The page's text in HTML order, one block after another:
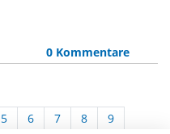
0 Kommentare
5 6 7 8
9